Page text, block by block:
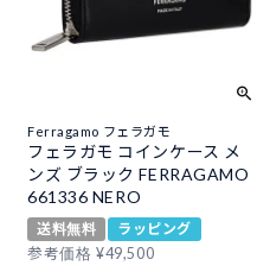
Ferragamo フェラガモ
フェラガモ コインケース メ
ンズ ブラック FERRAGAMO
661336 NERO
送料無料
ラッピング
参考価格 ¥49,500